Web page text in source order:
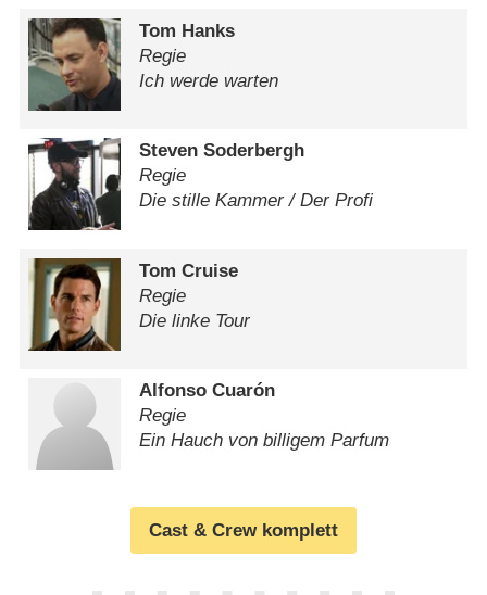
Tom Hanks
Regie
Ich werde warten
Steven Soderbergh
Regie
Die stille Kammer /​ Der Profi
Tom Cruise
Regie
Die linke Tour
Alfonso Cuarón
Regie
Ein Hauch von billigem Parfum
Cast & Crew komplett